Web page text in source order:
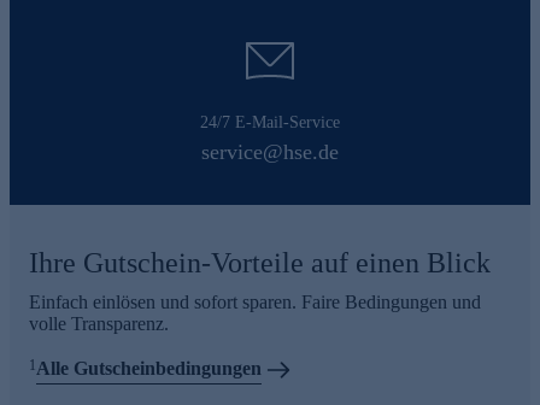
24/7 E-Mail-Service
service@hse.de
Ihre Gutschein-Vorteile auf einen Blick
Einfach einlösen und sofort sparen. Faire Bedingungen und
volle Transparenz.
1 Alle Gutscheinbedingungen